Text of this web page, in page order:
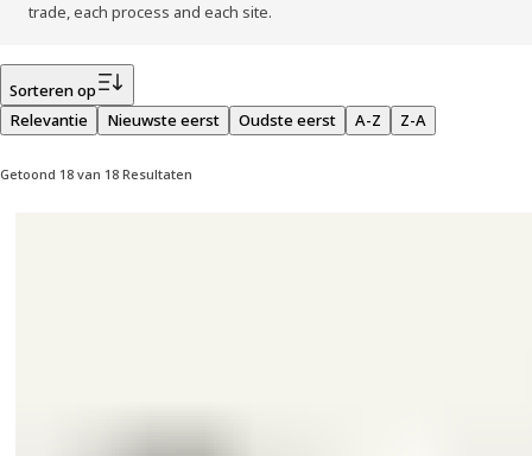
trade, each process and each site.
Sorteren op
Relevantie
Nieuwste eerst Oudste eerst A-Z Z-A
Getoond 18 van 18 Resultaten